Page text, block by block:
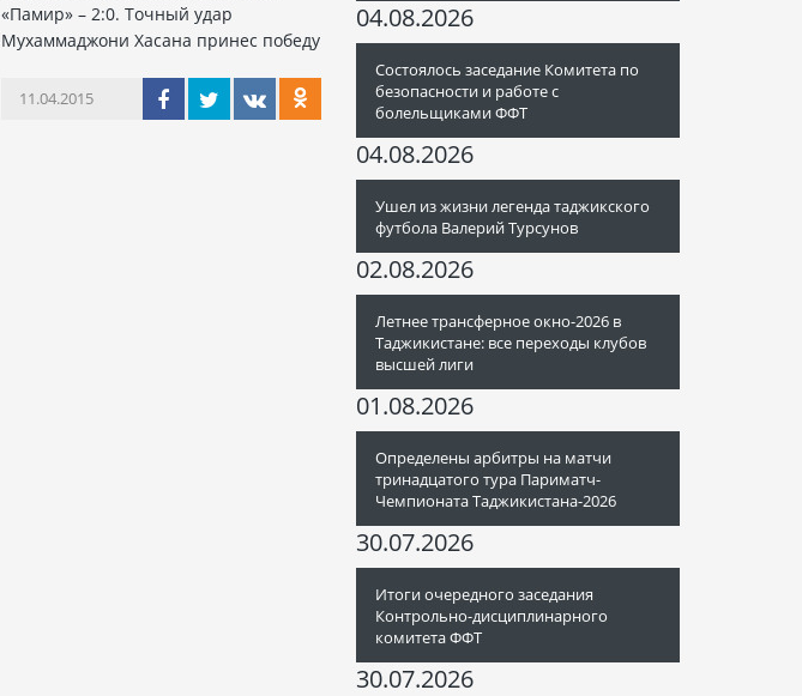
«Памир» – 2:0. Точный удар
Мухаммаджони Хасана принес победу
11.04.2015
04.08.2026
Состоялось заседание Комитета по
безопасности и работе с
болельщиками ФФТ
04.08.2026
Ушел из жизни легенда таджикского
футбола Валерий Турсунов
02.08.2026
Летнее трансферное окно-2026 в
Таджикистане: все переходы клубов
высшей лиги
01.08.2026
Определены арбитры на матчи
тринадцатого тура Париматч-
Чемпионата Таджикистана-2026
30.07.2026
Итоги очередного заседания
Контрольно-дисциплинарного
комитета ФФТ
30.07.2026